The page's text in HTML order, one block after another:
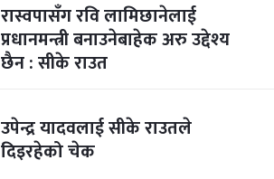
रास्वपासँग रवि लामिछानेलाई
प्रधानमन्त्री बनाउनेबाहेक अरु उद्देश्य
छैन : सीके राउत
उपेन्द्र यादवलाई सीके राउतले
दिइरहेको चेक